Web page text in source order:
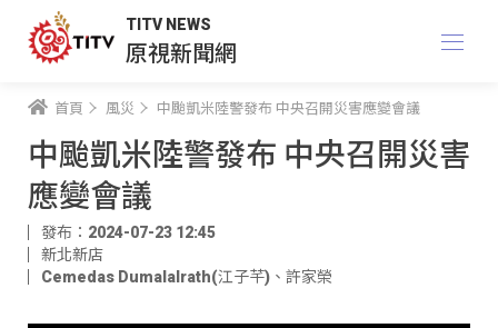
TITV NEWS
原視新聞網
首頁 風災 中颱凱米陸警發布 中央召開災害應變會議
中颱凱米陸警發布 中央召開災害
應變會議
發布：2024-07-23 12:45
新北新店
Cemedas Dumalalrath(江子芊) 、 許家榮